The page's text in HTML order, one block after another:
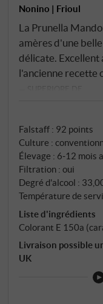
Nonino | Frioul
La Prunella
amères d'une
délicate. Excellent
l'ancienne recette
Falstaff : 92 points
Culture :
Élevage : 6‑12 mois
Filtration : oui
Degré d'alcool :
Température de
Liste d'ingrédients
Colorant E 150a
Livraison possible
UK